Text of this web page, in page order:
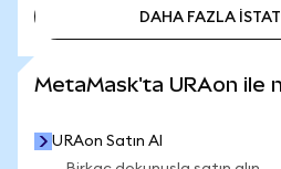
DAHA FAZLA
MetaMask'ta URAon ile
URAon Satın Al